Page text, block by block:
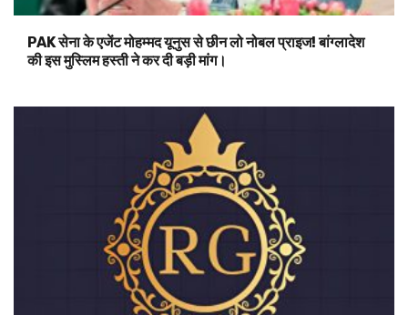
PAK सेना के एजेंट मोहम्मद यूनुस से छीन लो नोबल प्राइज! बांग्लादेश
की इस मुस्लिम हस्ती ने कर दी बड़ी मांग।